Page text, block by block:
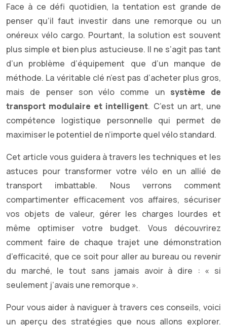
Face à ce défi quotidien, la tentation est grande de
penser qu’il faut investir dans une remorque ou un
onéreux vélo cargo. Pourtant, la solution est souvent
plus simple et bien plus astucieuse. Il ne s’agit pas tant
d’un problème d’équipement que d’un manque de
méthode. La véritable clé n’est pas d’acheter plus gros,
mais de penser son vélo comme un système de
transport modulaire et intelligent. C’est un art, une
compétence logistique personnelle qui permet de
maximiser le potentiel de n’importe quel vélo standard.
Cet article vous guidera à travers les techniques et les
astuces pour transformer votre vélo en un allié de
transport imbattable. Nous verrons comment
compartimenter efficacement vos affaires, sécuriser
vos objets de valeur, gérer les charges lourdes et
même optimiser votre budget. Vous découvrirez
comment faire de chaque trajet une démonstration
d’efficacité, que ce soit pour aller au bureau ou revenir
du marché, le tout sans jamais avoir à dire : « si
seulement j’avais une remorque ».
Pour vous aider à naviguer à travers ces conseils, voici
un aperçu des stratégies que nous allons explorer.